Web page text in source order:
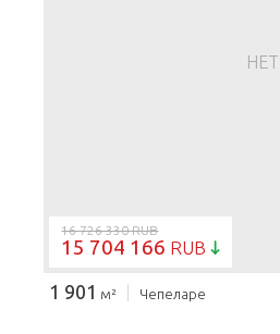
16 726 330 RUB
15 704 166 RUB
1 901 м² Чепеларе